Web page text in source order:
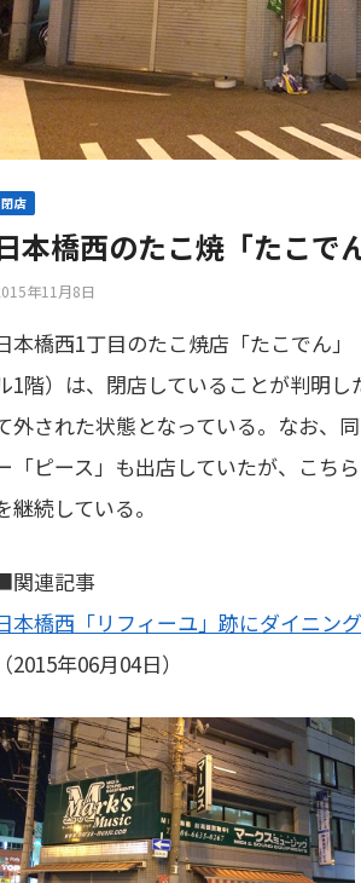
閉店
本橋西のたこ焼「たこで
年11月8日
本橋西1丁目のたこ焼店「たこでん」
1階）は、閉店していることが判明
外された状態となっている。なお、
「ピース」も出店していたが、こち
継続している。
関連記事
本橋西「リフィーユ」跡にダイニン
（2015年06月04日）